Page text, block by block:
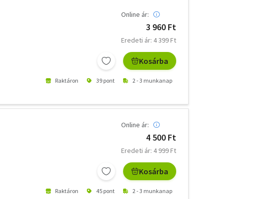
Online ár:
3 960 Ft
Eredeti ár: 4 399 Ft
Kosárba
Raktáron 39 pont 2 - 3 munkanap
Online ár:
4 500 Ft
Eredeti ár: 4 999 Ft
Kosárba
Raktáron 45 pont 2 - 3 munkanap